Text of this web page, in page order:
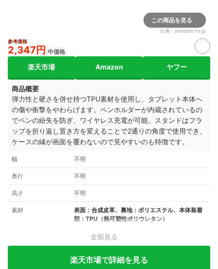
この商品を見る
出典： amazon.co.jp
参考価格
2,347円 中価格
楽天市場 Amazon ヤフー
商品概要
弾力性と硬さを併せ持つTPU素材を使用し、タブレット本体へ
の傷や衝撃をやわらげます。ペンホルダーが内蔵されているの
でペンの紛失を防ぎ、ワイヤレス充電が可能。スタンドはフラ
ップを折り返し置き方を変えることで2通りの角度で使用でき、
ケースの縁が画面を覆わないので見やすいのも特徴です。
幅 不明
奥行 不明
高さ 不明
素材
表面：合成皮革、裏地：ポリエステル、本体装着
部：TPU（熱可塑性ポリウレタン）
全部見る
楽天市場で詳細を見る